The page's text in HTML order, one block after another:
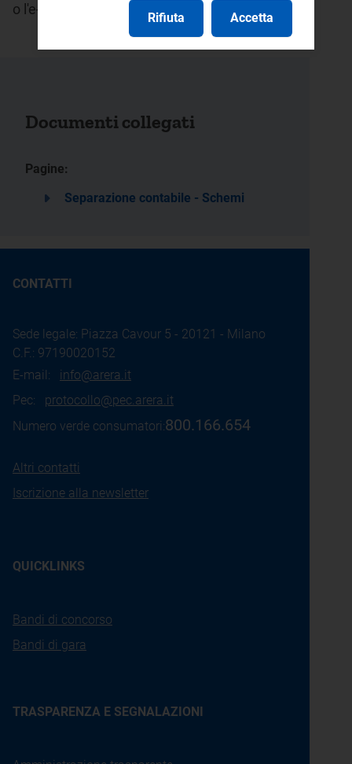
o l'e-mail: infoanagrafica@autorita.energia.it
Documenti collegati
Pagine:
Separazione contabile - Schemi
CONTATTI
Sede legale: Piazza Cavour 5 - 20121 - Milano
C.F.: 97190020152
E-mail: info@arera.it
Pec: protocollo@pec.arera.it
Numero verde consumatori:800.166.654
Altri contatti
Iscrizione alla newsletter
QUICKLINKS
Bandi di concorso
Bandi di gara
TRASPARENZA E SEGNALAZIONI
Rifiuta Accetta